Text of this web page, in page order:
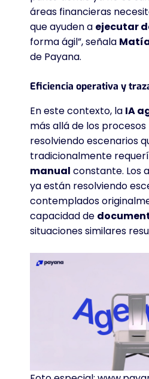
áreas financieras
que ayuden a ejecutar
forma ágil”, señala
de Payana.
Eficiencia operativa y
En este contexto, la IA
más allá de los
resolviendo escenarios
tradicionalmente
manual constante. Los
ya están resolviendo
contemplados
capacidad de
situaciones similares